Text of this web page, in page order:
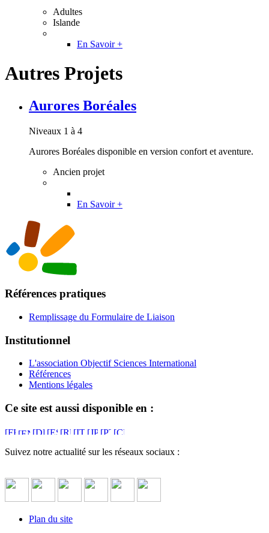
Adultes
Islande
En Savoir +
Autres Projets
Aurores Boréales
Niveaux 1 à 4
Aurores Boréales disponible en version confort et aventure.
Ancien projet
En Savoir +
Références pratiques
Remplissage du Formulaire de Liaison
Institutionnel
L'association Objectif Sciences International
Références
Mentions légales
Ce site est aussi disponible en :
Suivez notre actualité sur les réseaux sociaux :
Plan du site